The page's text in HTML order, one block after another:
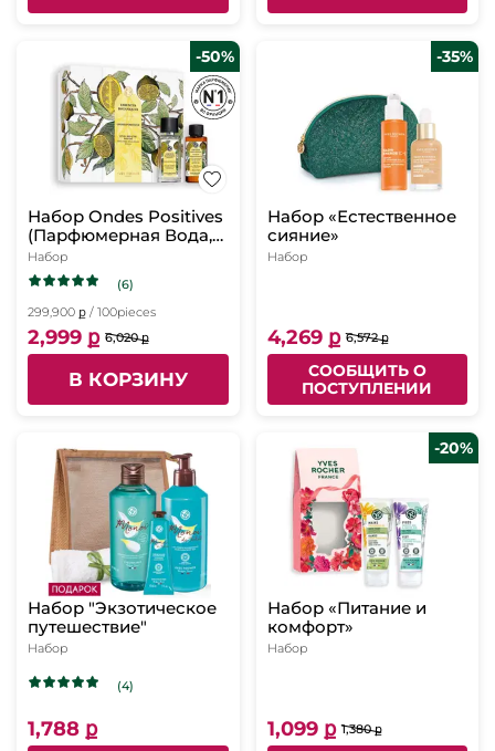
-50%
Набор Ondes Positives
(Парфюмерная Вода,
50 мл, Массажное
Масло для Тела, 50
мл)
Набор
(6)
299,900 ք / 100pieces
2,999 ք 6,020 ք
В КОРЗИНУ
-35%
Набор «Естественное
сияние»
Набор
4,269 ք 6,572 ք
СООБЩИТЬ О
ПОСТУПЛЕНИИ
Набор "Экзотическое
путешествие"
Набор
(4)
1,788 ք
-20%
Набор «Питание и
комфорт»
Набор
1,099 ք 1,380 ք